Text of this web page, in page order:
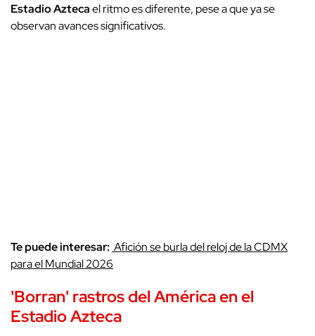
Estadio Aztecael ritmo es diferente, pese a que ya se
observan avances significativos.
Te puede interesar: Afición se burla del reloj de la CDMX
para el Mundial 2026
'Borran' rastros del América en el
Estadio Azteca